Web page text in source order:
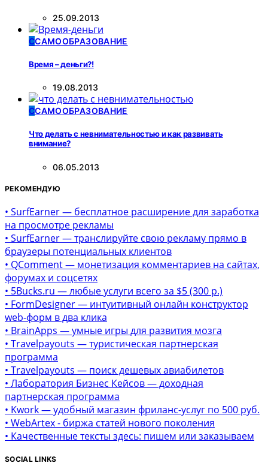
25.09.2013
ССАМООБРАЗОВАНИЕ
Время – деньги?!
19.08.2013
ССАМООБРАЗОВАНИЕ
Что делать с невнимательностью и как развивать
внимание?
06.05.2013
РЕКОМЕНДУЮ
• SurfEarner — бесплатное расширение для заработка
на просмотре рекламы
• SurfEarner — транслируйте свою рекламу прямо в
браузеры потенциальных клиентов
• QComment — монетизация комментариев на сайтах,
форумах и соцсетях
• 5Bucks.ru — любые услуги всего за $5 (300 р.)
• FormDesigner — интуитивный онлайн конструктор
web-форм в два клика
• BrainApps — умные игры для развития мозга
• Travelpayouts — туристическая партнерская
программа
• Travelpayouts — поиск дешевых авиабилетов
• Лаборатория Бизнес Кейсов — доходная
партнерская программа
• Kwork — удобный магазин фриланс-услуг по 500 руб.
• WebArtex - биржа статей нового поколения
• Качественные тексты здесь: пишем или заказываем
SOCIAL LINKS